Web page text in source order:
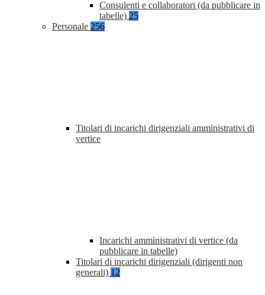
Consulenti e collaboratori (da pubblicare in
tabelle) 25
Personale 256
Titolari di incarichi dirigenziali amministrativi di
vertice
Incarichi amministrativi di vertice (da
pubblicare in tabelle)
Titolari di incarichi dirigenziali (dirigenti non
generali) 12